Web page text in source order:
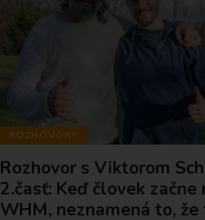
ROZHOVORY
Rozhovor s Viktorom
2.časť: Keď človek začne
WHM, neznamená to,